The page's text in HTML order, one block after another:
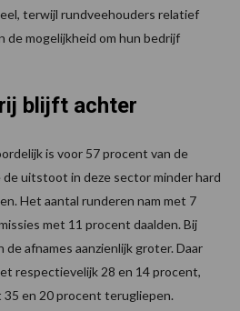
terwijl rundveehouders relatief
de mogelijkheid om hun bedrijf
blijft achter
is voor 57 procent van de
uitstoot in deze sector minder hard
Het aantal runderen nam met 7
met 11 procent daalden. Bij
afnames aanzienlijk groter. Daar
respectievelijk 28 en 14 procent,
en 20 procent terugliepen.